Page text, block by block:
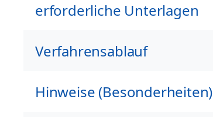
erforderliche Unterlagen
Verfahrensablauf
Hinweise (Besonderheiten)